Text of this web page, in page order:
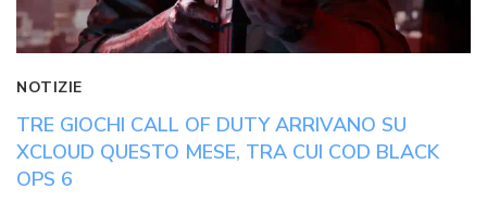
NOTIZIE
TRE GIOCHI CALL OF DUTY ARRIVANO SU
XCLOUD QUESTO MESE, TRA CUI COD BLACK
OPS 6